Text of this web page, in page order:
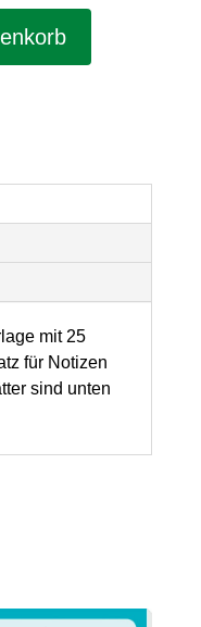
mit 25
für Notizen
sind unten